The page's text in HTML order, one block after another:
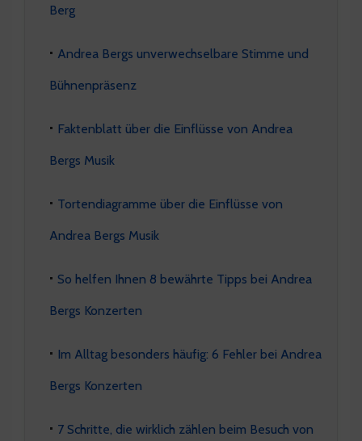
Berg
Andrea Bergs unverwechselbare Stimme und
Bühnenpräsenz
Faktenblatt über die Einflüsse von Andrea
Bergs Musik
Tortendiagramme über die Einflüsse von
Andrea Bergs Musik
So helfen Ihnen 8 bewährte Tipps bei Andrea
Bergs Konzerten
Im Alltag besonders häufig: 6 Fehler bei Andrea
Bergs Konzerten
7 Schritte, die wirklich zählen beim Besuch von